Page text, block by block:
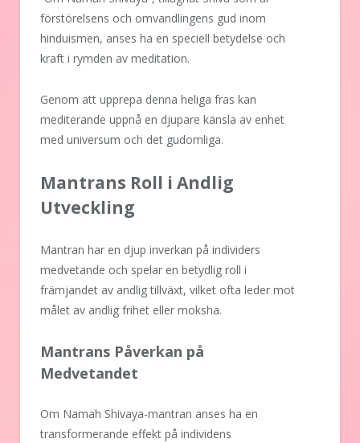
förstörelsens och omvandlingens gud inom
hinduismen, anses ha en speciell betydelse och
kraft i rymden av meditation.
Genom att upprepa denna heliga fras kan
mediterande uppnå en djupare känsla av enhet
med universum och det gudomliga.
Mantrans Roll i Andlig
Utveckling
Mantran har en djup inverkan på individers
medvetande och spelar en betydlig roll i
främjandet av andlig tillväxt, vilket ofta leder mot
målet av andlig frihet eller moksha.
Mantrans Påverkan på
Medvetandet
Om Namah Shivaya-mantran anses ha en
transformerande effekt på individens